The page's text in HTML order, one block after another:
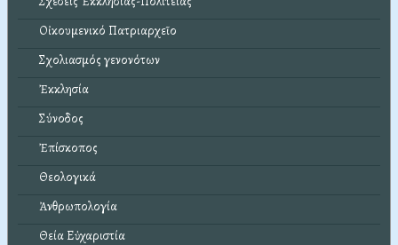
Οἰκουμενικό Πατριαρχεῖο
Σχολιασμός γενονότων
Ἐκκλησία
Σύνοδος
Ἐπίσκοπος
Θεολογικά
Ἀνθρωπολογία
Θεία Εὐχαριστία